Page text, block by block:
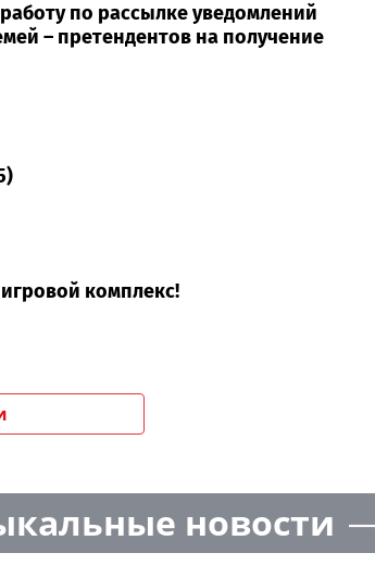
по рассылке уведомлений
– претендентов на получение
комплекс!
новости